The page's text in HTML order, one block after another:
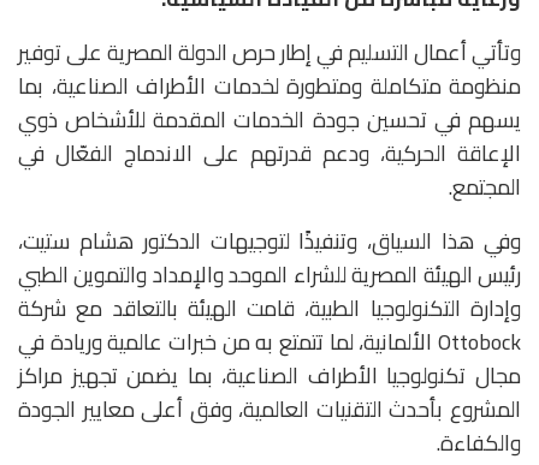
وتأتي أعمال التسليم في إطار حرص الدولة المصرية على توفير
منظومة متكاملة ومتطورة لخدمات الأطراف الصناعية، بما
يسهم في تحسين جودة الخدمات المقدمة للأشخاص ذوي
الإعاقة الحركية، ودعم قدرتهم على الاندماج الفعّال في
المجتمع.
وفي هذا السياق، وتنفيذًا لتوجيهات الدكتور هشام ستيت،
رئيس الهيئة المصرية للشراء الموحد والإمداد والتموين الطبي
وإدارة التكنولوجيا الطبية، قامت الهيئة بالتعاقد مع شركة
Ottobock الألمانية، لما تتمتع به من خبرات عالمية وريادة في
مجال تكنولوجيا الأطراف الصناعية، بما يضمن تجهيز مراكز
المشروع بأحدث التقنيات العالمية، وفق أعلى معايير الجودة
والكفاءة.